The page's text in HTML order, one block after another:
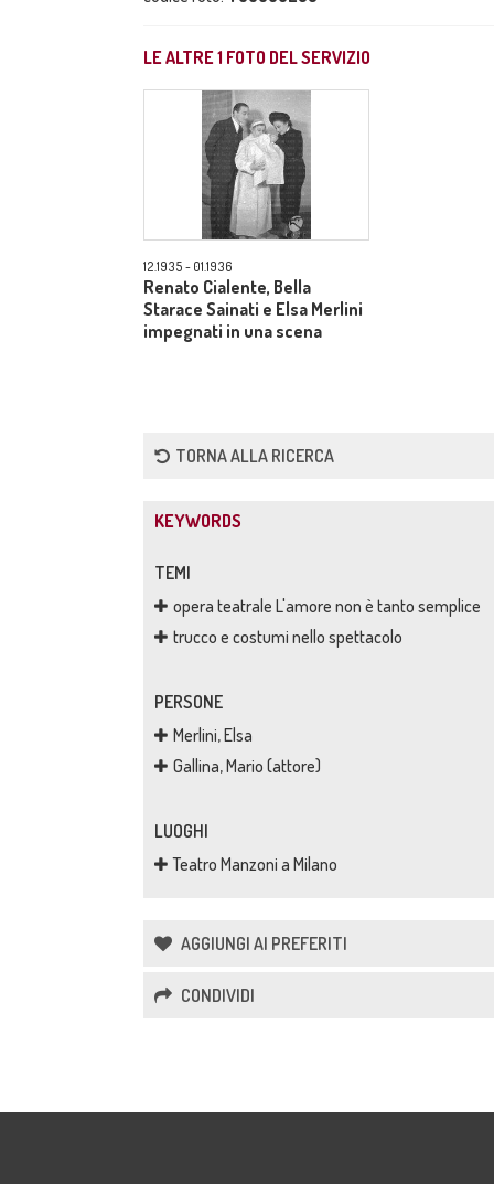
LE ALTRE1 FOTO DEL SERVIZIO
12.1935 - 01.1936
Renato Cialente, Bella
Starace Sainati e Elsa Merlini
impegnati in una scena
TORNA ALLA RICERCA
KEYWORDS
TEMI
opera teatrale L'amore non è tanto semplice
trucco e costumi nello spettacolo
PERSONE
Merlini, Elsa
Gallina, Mario (attore)
LUOGHI
Teatro Manzoni a Milano
AGGIUNGI AI PREFERITI
CONDIVIDI